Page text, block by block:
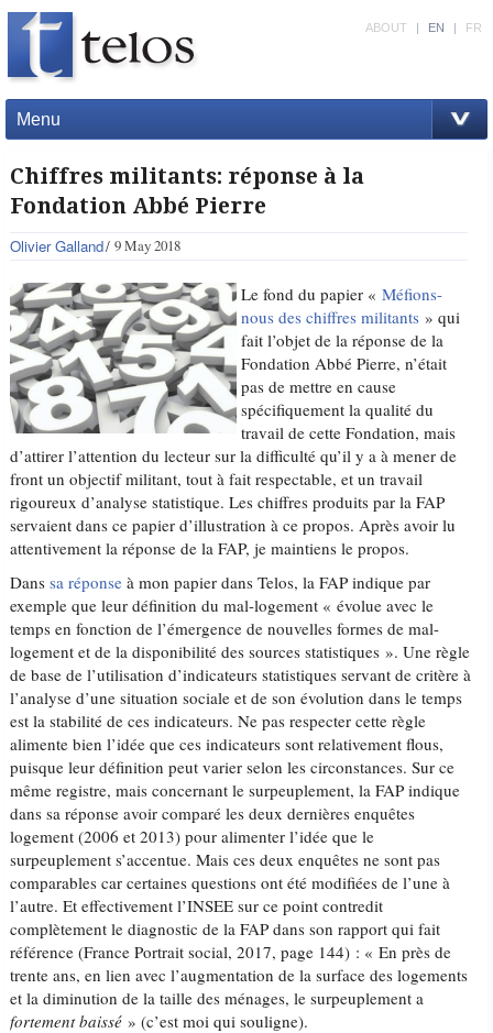
Menu
ABOUT | EN | FR
Chiffres militants: réponse à la
Fondation Abbé Pierre
Olivier Galland 9 May 2018
Le fond du papier «Méfions-
nous des chiffres militants » qui
fait l’objet de la réponse de la
Fondation Abbé Pierre, n’était
pas de mettre en cause
spécifiquement la qualité du
travail de cette Fondation, mais
d’attirer l’attention du lecteur sur la difficulté qu’il y a à mener de
front un objectif militant, tout à fait respectable, et un travail
rigoureux d’analyse statistique. Les chiffres produits par la FAP
servaient dans ce papier d’illustration à ce propos. Après avoir lu
attentivement la réponse de la FAP, je maintiens le propos.
Danssa réponse à mon papier dans Telos, la FAP indique par
exemple que leur définition du mal-logement « évolue avec le
temps en fonction de l’émergence de nouvelles formes de mal-
logement et de la disponibilité des sources statistiques ». Une règle
de base de l’utilisation d’indicateurs statistiques servant de critère à
l’analyse d’une situation sociale et de son évolution dans le temps
est la stabilité de ces indicateurs. Ne pas respecter cette règle
alimente bien l’idée que ces indicateurs sont relativement flous,
puisque leur définition peut varier selon les circonstances. Sur ce
même registre, mais concernant le surpeuplement, la FAP indique
dans sa réponse avoir comparé les deux dernières enquêtes
logement (2006 et 2013) pour alimenter l’idée que le
surpeuplement s’accentue. Mais ces deux enquêtes ne sont pas
comparables car certaines questions ont été modifiées de l’une à
l’autre. Et effectivement l’INSEE sur ce point contredit
complètement le diagnostic de la FAP dans son rapport qui fait
référence (France Portrait social, 2017, page 144) : « En près de
trente ans, en lien avec l’augmentation de la surface des logements
et la diminution de la taille des ménages, le surpeuplement a
fortement baissé » (c’est moi qui souligne).